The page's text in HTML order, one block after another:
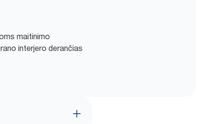
maitinimo
interjero derančias